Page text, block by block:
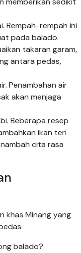
Rempah-rempah ini
pada balado.
takaran garam,
antara pedas,
Penambahan air
akan menjaga
Beberapa resep
ikan teri
cita rasa
khas Minang yang
balado?